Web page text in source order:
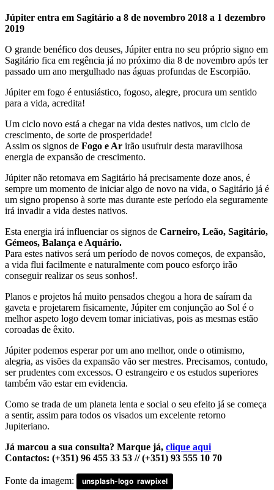
Júpiter entra em Sagitário a 8 de novembro 2018 a 1 dezembro
2019
O grande benéfico dos deuses, Júpiter entra no seu próprio signo em
Sagitário fica em regência já no próximo dia 8 de novembro após ter
passado um ano mergulhado nas águas profundas de Escorpião.
Júpiter em fogo é entusiástico, fogoso, alegre, procura um sentido
para a vida, acredita!
Um ciclo novo está a chegar na vida destes nativos, um ciclo de
crescimento, de sorte de prosperidade!
Assim os signos de Fogo e Ar irão usufruir desta maravilhosa
energia de expansão de crescimento.
Júpiter não retomava em Sagitário há precisamente doze anos, é
sempre um momento de iniciar algo de novo na vida, o Sagitário já é
um signo propenso à sorte mas durante este período ela seguramente
irá invadir a vida destes nativos.
Esta energia irá influenciar os signos de Carneiro, Leão, Sagitário,
Gémeos, Balança e Aquário.
Para estes nativos será um período de novos começos, de expansão,
a vida flui facilmente e naturalmente com pouco esforço irão
conseguir realizar os seus sonhos!.
Planos e projetos há muito pensados chegou a hora de saíram da
gaveta e projetarem fisicamente, Júpiter em conjunção ao Sol é o
melhor aspeto logo devem tomar iniciativas, pois as mesmas estão
coroadas de êxito.
Júpiter podemos esperar por um ano melhor, onde o otimismo,
alegria, as visões da expansão vão ser mestres. Precisamos, contudo,
ser prudentes com excessos. O estrangeiro e os estudos superiores
também vão estar em evidencia.
Como se trada de um planeta lenta e social o seu efeito já se começa
a sentir, assim para todos os visados um excelente retorno
Jupiteriano.
Já marcou a sua consulta? Marque já, clique aqui
Contactos: (+351) 96 455 33 53 // (+351) 93 555 10 70
Fonte da imagem: unsplash-logo rawpixel